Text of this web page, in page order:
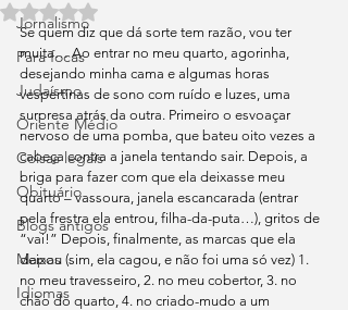
Jornalismo
Para focas
Judaísmo
Oriente Médio
Coisas legais
Obituário
Blogs antigos
Mapas
Idiomas
Rated NaN out of 5 stars.
Se quem diz que dá sorte tem razão, vou ter
muita… Ao entrar no meu quarto, agorinha,
desejando minha cama e algumas horas
vespertinas de sono com ruído e luzes, uma
surpresa atrás da outra. Primeiro o esvoaçar
nervoso de uma pomba, que bateu oito vezes a
cabeça contra a janela tentando sair. Depois, a
briga para fazer com que ela deixasse meu
quarto – vassoura, janela escancarada (entrar
pela frestra ela entrou, filha-da-puta…), gritos de
“vai!” Depois, finalmente, as marcas que ela
deixou (sim, ela cagou, e não foi uma só vez) 1.
no meu travesseiro, 2. no meu cobertor, 3. no
chão do quarto, 4. no criado-mudo a um